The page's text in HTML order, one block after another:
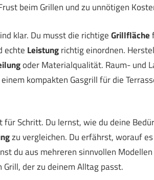
beim Grillen und zu unnötigen
klar. Du musst die richtigeGrillfläche
echte Leistungrichtig einordnen.
oder Materialqualität. Raum- und
kompakten Gasgrill für die
Schritt. Du lernst, wie du deine
zu vergleichen. Du erfährst, worauf
du aus mehreren sinnvollen
der zu deinem Alltag passt.